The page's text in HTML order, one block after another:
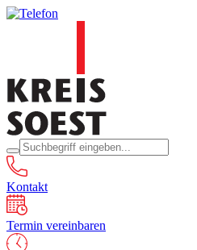
Kontakt
Termin vereinbaren